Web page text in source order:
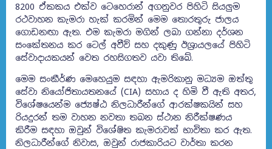
8200 ඒකකය එක්ව ටෙහෙරාන් අගනුවර පිහිටි සියලුම
රථවාහන කැමරා හැක් කරමින් මෙම තොරතුරු ජාලය
ගොඩනඟා ඇත. එම කැමරා මගින් ලබා ගන්නා දර්ශන
සංකේතනය කර ටෙල් අවීව් සහ දකුණු ඊශ්‍රායලයේ පිහිටි
සේවාදායකයන් වෙත රහසිගතව යවා තිබේ.
මෙම සංකීර්ණ මෙහෙයුම සඳහා ඇමරිකානු මධ්‍යම ඔත්තු
සේවා නියෝජිතායතනයේ (CIA) සහාය ද හිමි වී ඇති අතර,
විශේෂයෙන්ම ජ්‍යෙෂ්ඨ නිලධාරීන්ගේ ආරක්ෂකයින් සහ
රියදුරන් තම වාහන නවතා තබන ස්ථාන නිරීක්ෂණය
කිරීම සඳහා ඔවුන් විශේෂිත කැමරාවක් භාවිතා කර ඇත.
නිලධාරීන්ගේ නිවාස, ඔවුන් රාජකාරියට වාර්තා කරන